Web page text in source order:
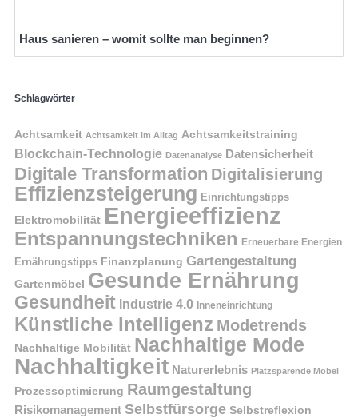
Haus sanieren – womit sollte man beginnen?
Schlagwörter
Achtsamkeit Achtsamkeit im Alltag Achtsamkeitstraining
Blockchain-Technologie Datenanalyse Datensicherheit
Digitale Transformation Digitalisierung
Effizienzsteigerung Einrichtungstipps
Elektromobilität Energieeffizienz
Entspannungstechniken Erneuerbare Energien
Ernährungstipps Finanzplanung Gartengestaltung
Gartenmöbel Gesunde Ernährung
Gesundheit Industrie 4.0 Inneneinrichtung
Künstliche Intelligenz Modetrends
Nachhaltige Mobilität Nachhaltige Mode
Nachhaltigkeit Naturerlebnis Platzsparende Möbel
Prozessoptimierung Raumgestaltung
Risikomanagement Selbstfürsorge Selbstreflexion